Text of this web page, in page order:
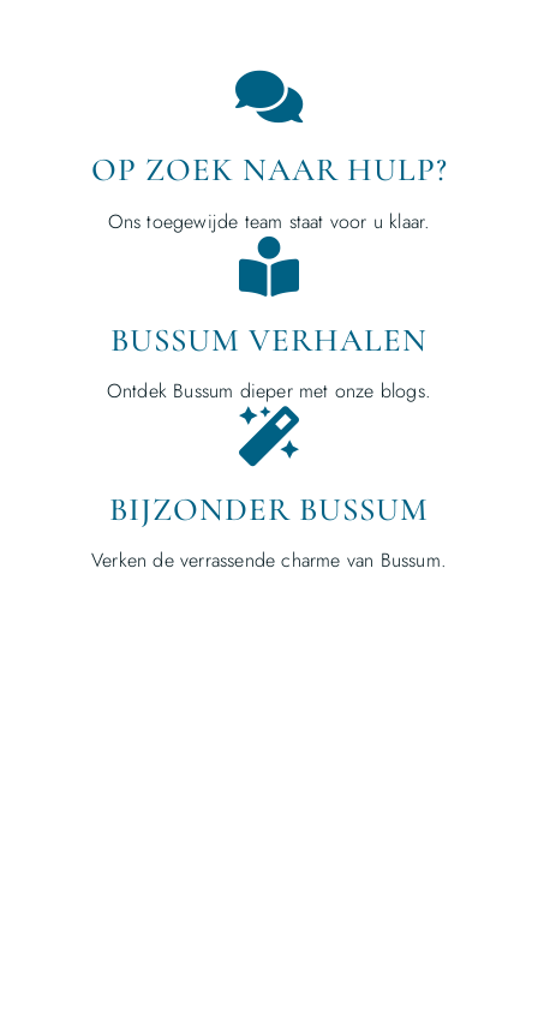
OP ZOEK NAAR HULP?
Ons toegewijde team staat voor u klaar.
BUSSUM VERHALEN
Ontdek Bussum dieper met onze blogs.
BIJZONDER BUSSUM
Verken de verrassende charme van Bussum.